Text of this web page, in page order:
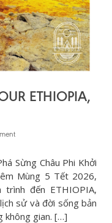
ETHIOPIA,
Sừng Châu Phi Khởi
Mùng 5 Tết 2026,
đến ETHIOPIA,
sử và đời sống bản
không gian. […]